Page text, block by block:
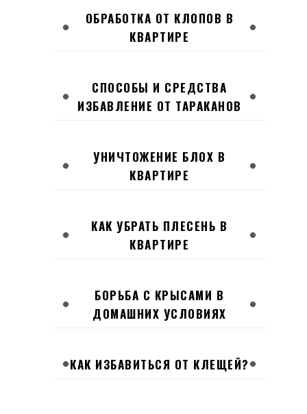
ОБРАБОТКА ОТ КЛОПОВ В
КВАРТИРЕ
СПОСОБЫ И СРЕДСТВА
ИЗБАВЛЕНИЕ ОТ ТАРАКАНОВ
УНИЧТОЖЕНИЕ БЛОХ В
КВАРТИРЕ
КАК УБРАТЬ ПЛЕСЕНЬ В
КВАРТИРЕ
БОРЬБА С КРЫСАМИ В
ДОМАШНИХ УСЛОВИЯХ
КАК ИЗБАВИТЬСЯ ОТ КЛЕЩЕЙ?